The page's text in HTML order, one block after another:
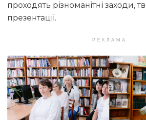
проходять різноманітні заходи,
презентації.
РЕКЛАМА